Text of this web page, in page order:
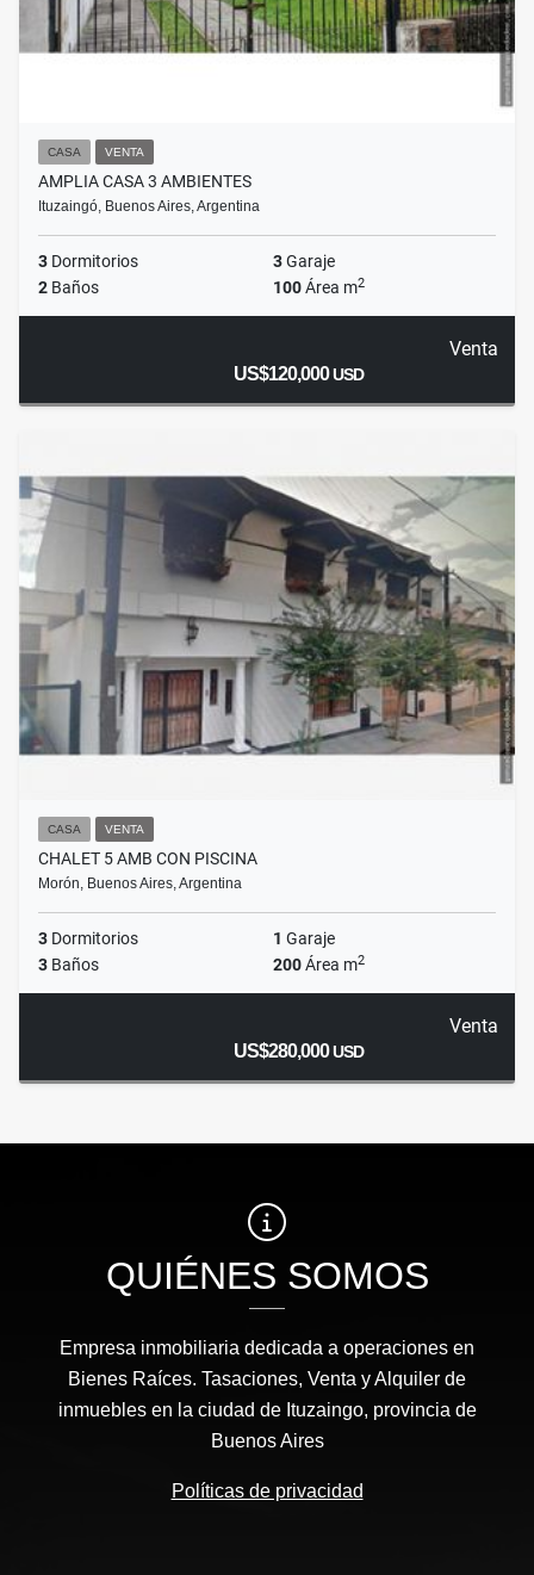
CASA VENTA
AMPLIA CASA 3 AMBIENTES
Ituzaingó, Buenos Aires, Argentina
3 Dormitorios 3Garaje
2 Baños 100Área m2
Venta
US$120,000USD
CASA VENTA
CHALET 5 AMB CON PISCINA
Morón, Buenos Aires, Argentina
3 Dormitorios 1 Garaje
3 Baños 200Área m2
Venta
US$280,000USD
QUIÉNES SOMOS
Empresa inmobiliaria dedicada a operaciones en
Bienes Raíces. Tasaciones, Venta y Alquiler de
inmuebles en la ciudad de Ituzaingo, provincia de
Buenos Aires
Políticas de privacidad